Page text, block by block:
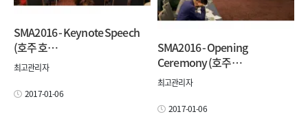
SMA2016 - Keynote Speech
(호주 호…
최고관리자
2017-01-06
SMA2016 - Opening
Ceremony (호주…
최고관리자
2017-01-06